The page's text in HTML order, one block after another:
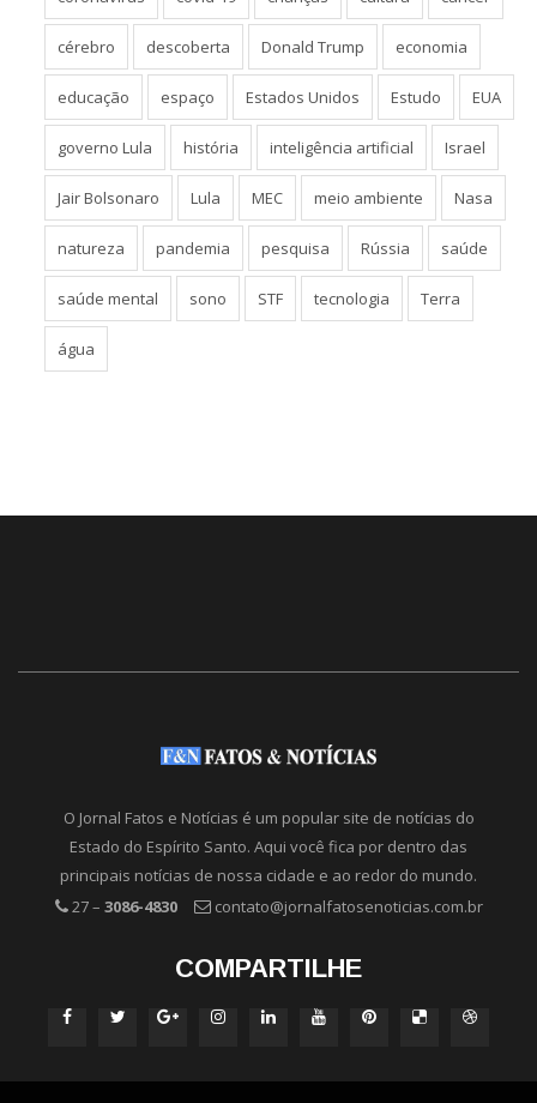
cérebro descoberta Donald Trump economia
educação espaço Estados Unidos Estudo EUA
governo Lula história inteligência artificial Israel
Jair Bolsonaro Lula MEC meio ambiente Nasa
natureza pandemia pesquisa Rússia saúde
saúde mental sono STF tecnologia Terra
água
O Jornal Fatos e Notícias é um popular site de notícias do
Estado do Espírito Santo. Aqui você fica por dentro das
principais notícias de nossa cidade e ao redor do mundo.
27 – 3086-4830 contato@jornalfatosenoticias.com.br
COMPARTILHE